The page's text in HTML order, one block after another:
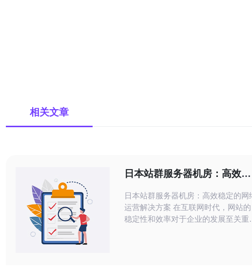
相关文章
日本站群服务器机房：高效稳
日本站群服务器机房：高效稳定的网
运营解决方案 在互联网时代，网站的
稳定性和效率对于企业的发展至关重